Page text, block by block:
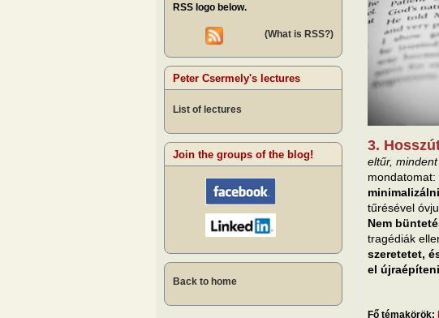
3.
eltűr,
mondatomat:
tűrésével
Nem
tragédiák
szeretetet,
el
Fő témakörök:
RSS logo below.
(What is RSS?)
Peter Csermely's lectures
List of lectures
Join the groups of the blog!
Back to home